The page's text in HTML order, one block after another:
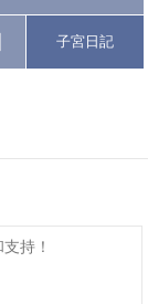
子宮日記